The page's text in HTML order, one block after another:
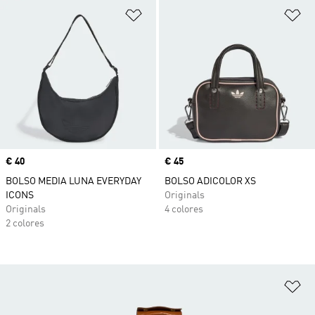
Precio
€ 40
BOLSO MEDIA LUNA EVERYDAY
ICONS
Originals
2 colores
Precio
€ 45
BOLSO ADICOLOR XS
Originals
4 colores